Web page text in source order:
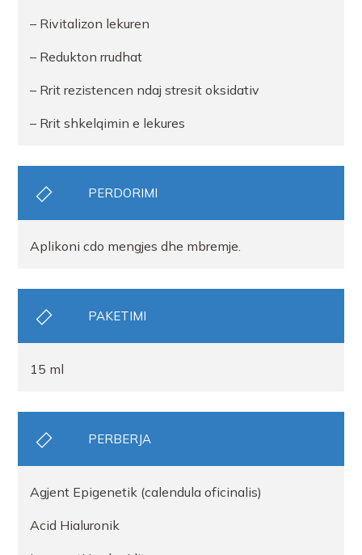
– Rivitalizon lekuren
– Redukton rrudhat
– Rrit rezistencen ndaj stresit oksidativ
– Rrit shkelqimin e lekures
PERDORIMI
Aplikoni cdo mengjes dhe mbremje.
PAKETIMI
15 ml
PERBERJA
Agjent Epigenetik (calendula oficinalis)
Acid Hialuronik